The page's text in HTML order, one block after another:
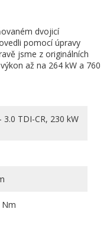
dvojicí
pomocí úpravy
jsme z originálních
až na 264 kW a 760
3.0 TDI-CR, 230 kW
Nm